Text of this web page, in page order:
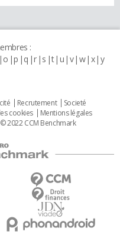
:
o p q r s t u v w x y
Recrutement
Societé
cookies
Mentions légales
© 2022 CCM Benchmark